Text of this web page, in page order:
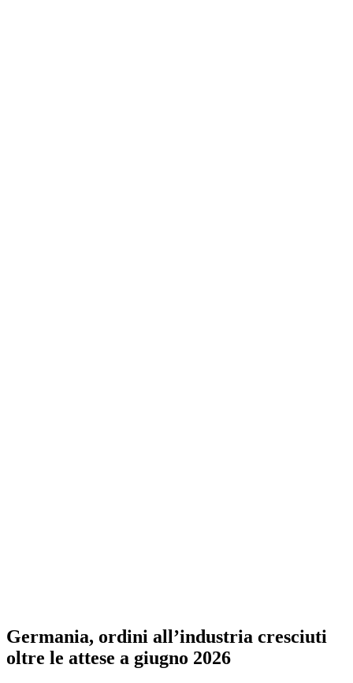
Germania, ordini all’industria cresciuti
oltre le attese a giugno 2026